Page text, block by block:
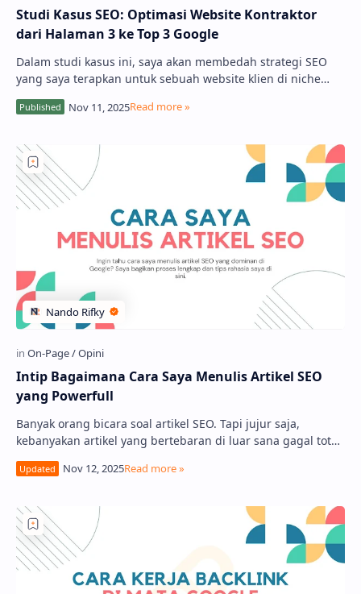
Studi Kasus SEO: Optimasi Website Kontraktor
dari Halaman 3 ke Top 3 Google
Dalam studi kasus ini, saya akan membedah strategi SEO
yang saya terapkan untuk sebuah website klien di niche
arsitektur & konstruksi, …
Intip Bagaimana Cara Saya Menulis Artikel SEO
yang Powerfull
Banyak orang bicara soal artikel SEO. Tapi jujur saja,
kebanyakan artikel yang bertebaran di luar sana gagal total.